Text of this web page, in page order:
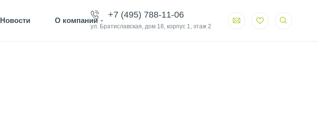
Новости О компании
+7 (495) 788-11-06
ул. Братиславская, дом 18, корпус 1, этаж 2